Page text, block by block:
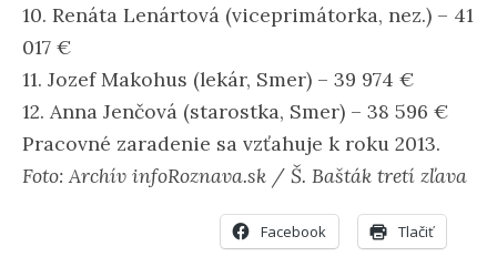
10. Renáta Lenártová (viceprimátorka, nez.) – 41
017 €
11. Jozef Makohus (lekár, Smer) – 39 974 €
12. Anna Jenčová (starostka, Smer) – 38 596 €
Pracovné zaradenie sa vzťahuje k roku 2013.
Foto: Archív infoRoznava.sk / Š. Bašták tretí zľava
Facebook Tlačiť